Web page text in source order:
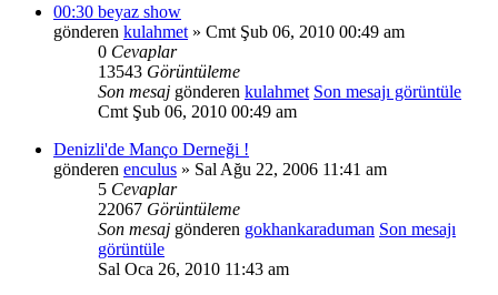
00:30 beyaz show
gönderen kulahmet » Cmt Şub 06, 2010 00:49 am
0 Cevaplar
13543 Görüntüleme
Son mesaj gönderen kulahmet Son mesajı görüntüle
Cmt Şub 06, 2010 00:49 am
Denizli'de Manço Derneği !
gönderen enculus » Sal Ağu 22, 2006 11:41 am
5 Cevaplar
22067 Görüntüleme
Son mesaj gönderen gokhankaraduman Son mesajı
görüntüle
Sal Oca 26, 2010 11:43 am